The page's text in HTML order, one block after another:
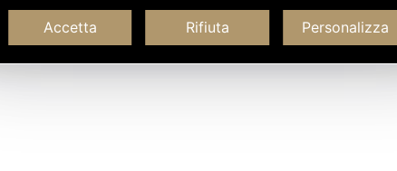
Accetta Rifiuta Personalizza